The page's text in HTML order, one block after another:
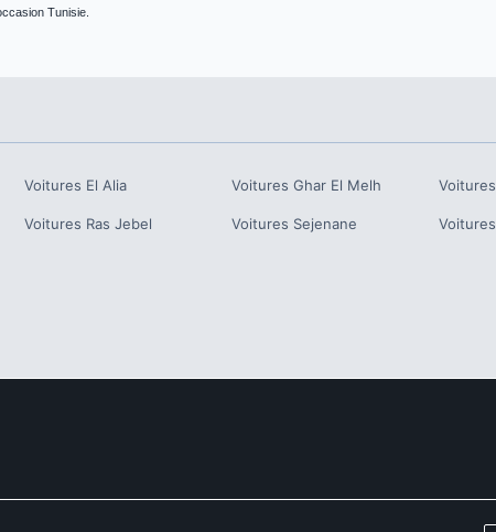
Tunisie.
Voitures El Alia Voitures Ghar El Melh Voitures
Voitures Ras Jebel Voitures Sejenane Voitures